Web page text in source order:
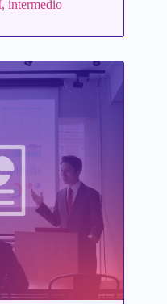
intermedio